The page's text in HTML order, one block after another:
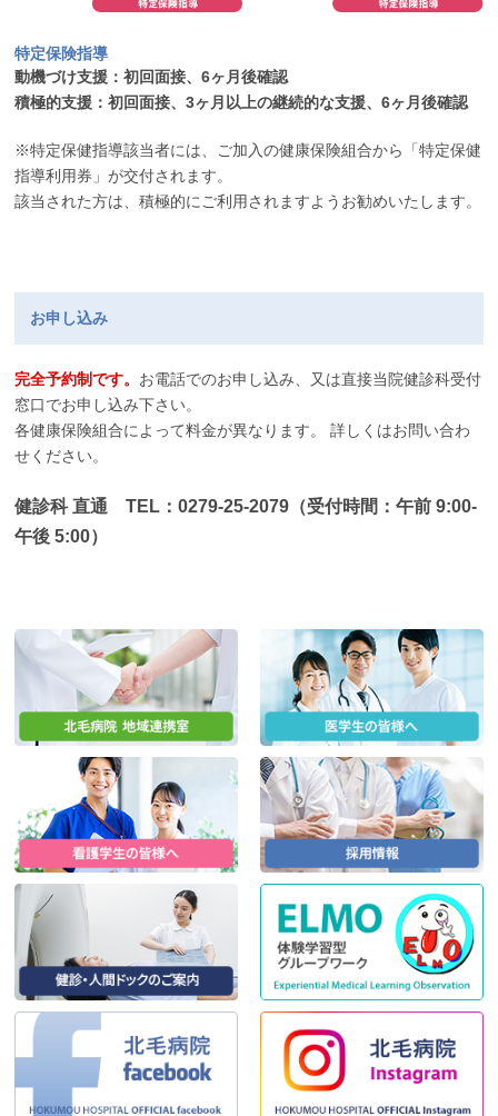
特定保険指導
動機づけ支援：初回面接、6ヶ月後確認
積極的支援：初回面接、3ヶ月以上の継続的な支援、6ヶ月後確認
※特定保健指導該当者には、ご加入の健康保険組合から「特定保健
指導利用券」が交付されます。
該当された方は、積極的にご利用されますようお勧めいたします。
お申し込み
完全予約制です。 お電話でのお申し込み、又は直接当院健診科受付
窓口でお申し込み下さい。
各健康保険組合によって料金が異なります。 詳しくはお問い合わ
せください。
健診科 直通 TEL：0279-25-2079（受付時間：午前 9:00-
午後 5:00）